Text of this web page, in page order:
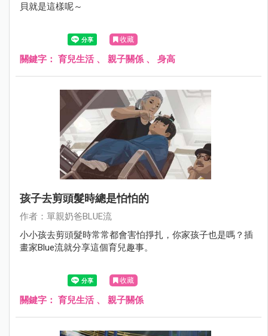
貝就是這樣呢～
收藏
關鍵字： 育兒生活、 親子關係 、 身高
孩子去剪頭髮時總是怕怕的
作者：單親奶爸BLUE流
小小孩去剪頭髮時常常都會害怕掙扎，你家孩子也是嗎？插
畫家Blue流就分享這個育兒趣事。
收藏
關鍵字： 育兒生活、 親子關係